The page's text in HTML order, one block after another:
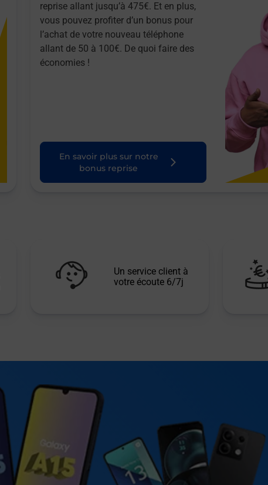
reprise allant jusqu’à 475€. Et en plus,
vous pouvez profiter d’un bonus pour
l’achat de votre nouveau téléphone
allant de 50 à 100€. De quoi faire des
économies !
En savoir plus sur notre
bonus reprise
Un service client à
votre écoute 6/7j